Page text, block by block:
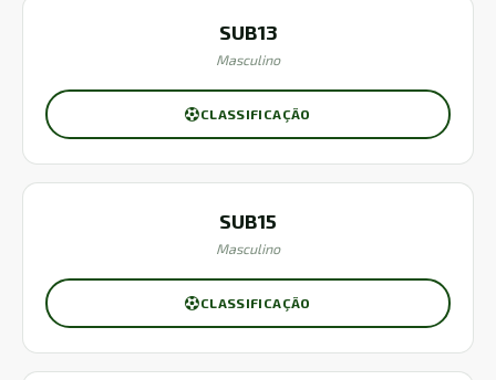
SUB13
Masculino
CLASSIFICAÇÃO
SUB15
Masculino
CLASSIFICAÇÃO